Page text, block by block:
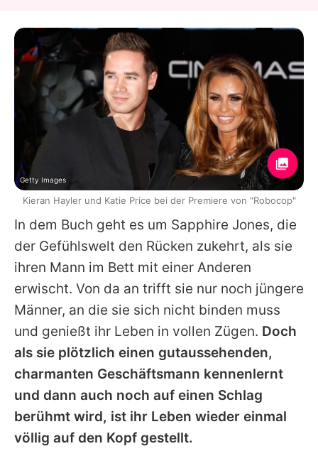
In dem Buch geht es um Sapphire Jones, die
der Gefühlswelt den Rücken zukehrt, als sie
ihren Mann im Bett mit einer Anderen
erwischt. Von da an trifft sie nur noch jüngere
Männer, an die sie sich nicht binden muss
und genießt ihr Leben in vollen Zügen. Doch
als sie plötzlich einen gutaussehenden,
charmanten Geschäftsmann kennenlernt
und dann auch noch auf einen Schlag
berühmt wird, ist ihr Leben wieder einmal
völlig auf den Kopf gestellt.
Getty Images
Kieran Hayler und Katie Price bei der Premiere von "Robocop"